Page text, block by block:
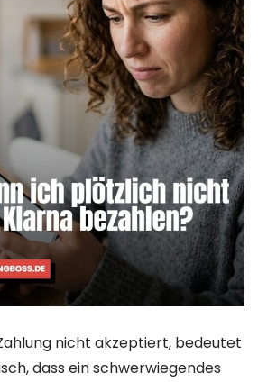
nicht akzeptiert, bedeutet
dass ein schwerwiegendes